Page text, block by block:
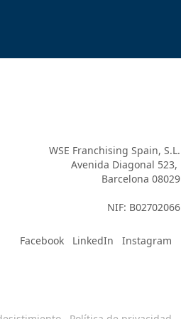
WSE Franchising Spain, S.L.
Avenida Diagonal 523,
Barcelona 08029
Facebook LinkedIn Instagram